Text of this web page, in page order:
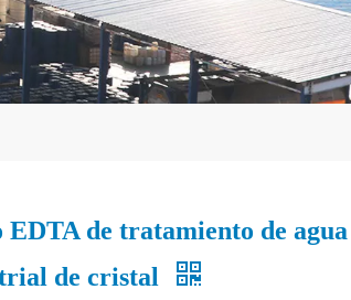
EDTA de tratamiento de
de cristal